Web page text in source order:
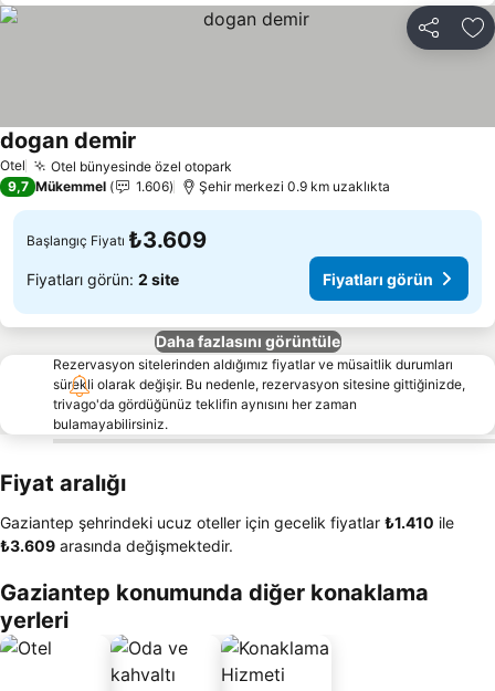
Paylaş
Otel Otel bünyesinde özel otopark
dogan demir
9,7 Mükemmel 1.606 Şehir merkezi 0.9 km uzaklıkta
Başlangıç Fiyatı ₺3.609
Fiyatları görün: 2 site Fiyatları görün
Daha fazlasını görüntüle
Rezervasyon sitelerinden aldığımız fiyatlar ve müsaitlik durumları
sürekli olarak değişir. Bu nedenle, rezervasyon sitesine gittiğinizde,
trivago'da gördüğünüz teklifin aynısını her zaman
bulamayabilirsiniz.
Fiyat aralığı
Gaziantep şehrindeki ucuz oteller için gecelik fiyatlar ‎₺1.410 ile
‎₺3.609 arasında değişmektedir.
Gaziantep konumunda diğer konaklama
yerleri